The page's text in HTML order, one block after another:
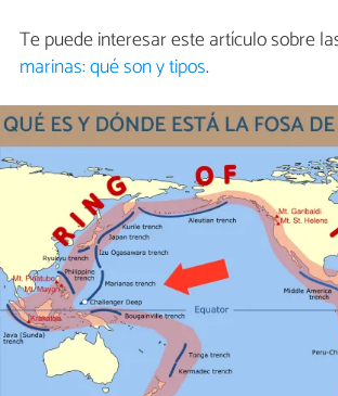
Te puede interesar este artículo sobre
marinas: qué son y tipos.